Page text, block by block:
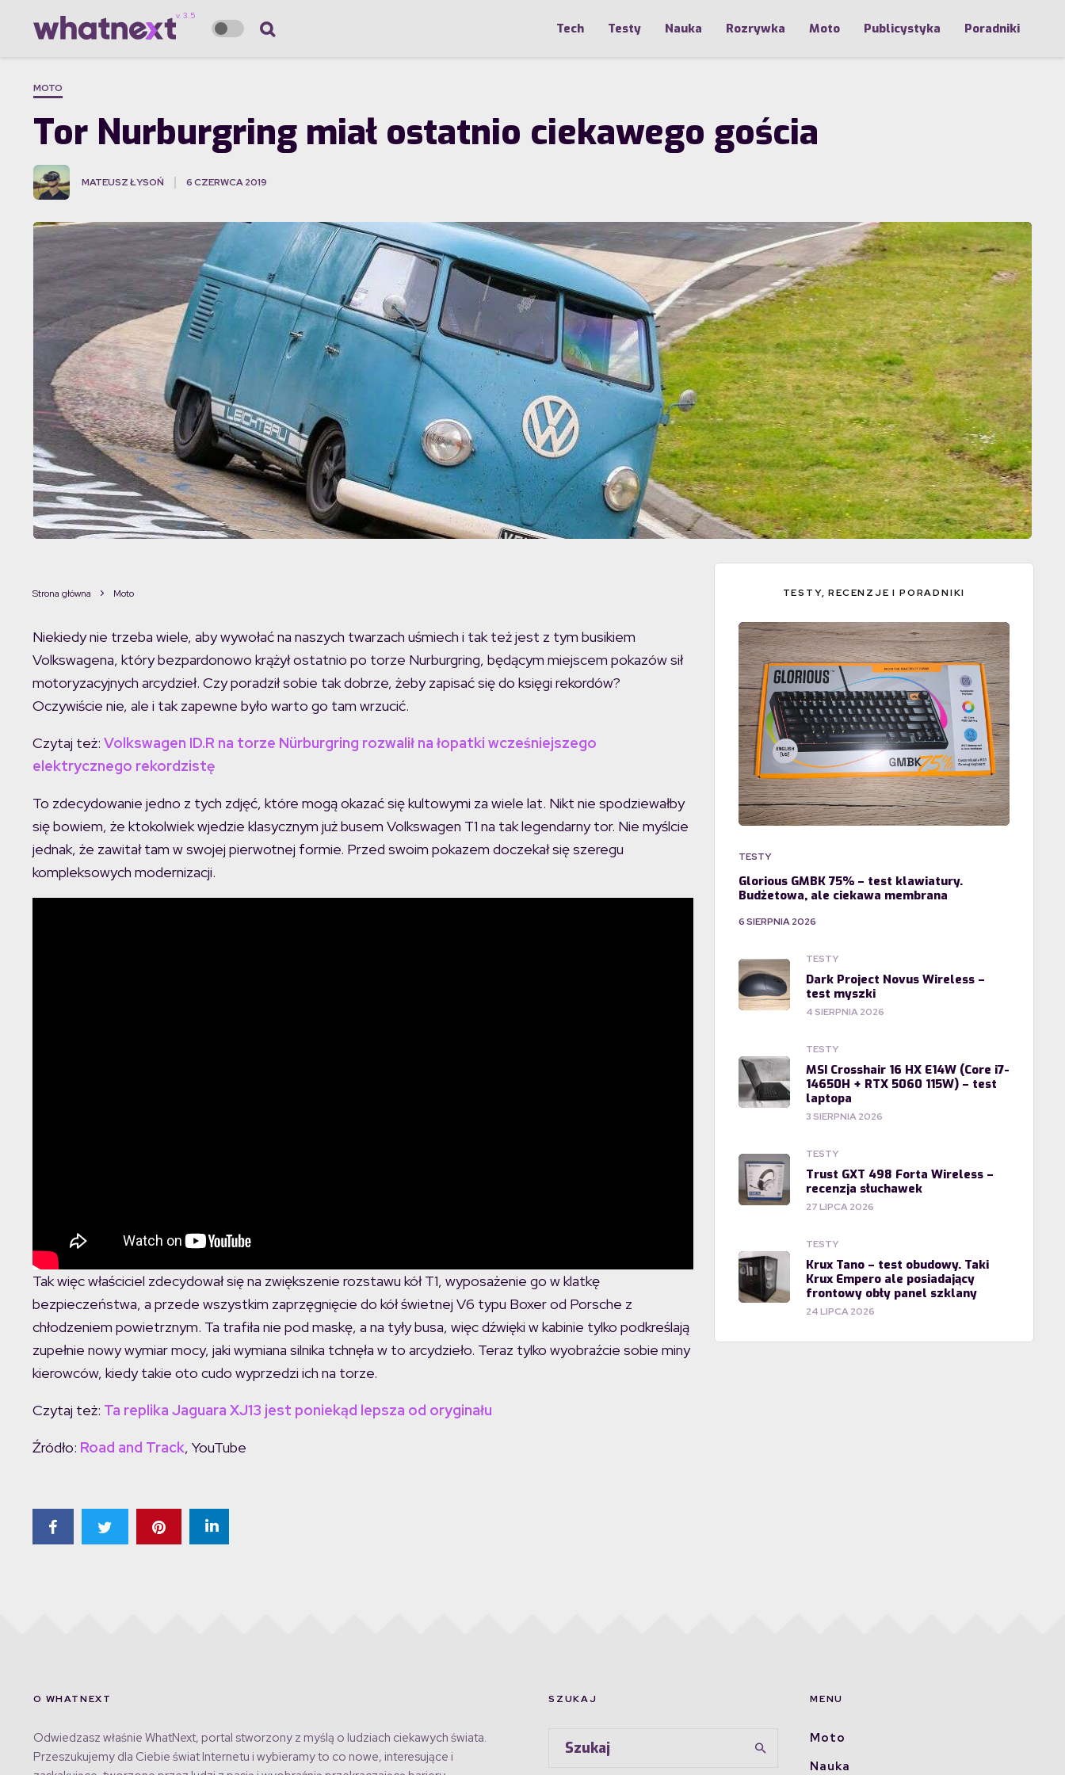
Tech Testy Nauka Rozrywka Moto Publicystyka Poradniki
MOTO
Tor Nurburgring miał ostatnio ciekawego gościa
MATEUSZ ŁYSOŃ 6 CZERWCA 2019
Tor Nurburgring miało ostatnio ciekawego gościa
Strona główna Moto
Niekiedy nie trzeba wiele, aby wywołać na naszych twarzach uśmiech i tak też jest z tym busikiem
Volkswagena, który bezpardonowo krążył ostatnio po torze Nurburgring, będącym miejscem pokazów sił
motoryzacyjnych arcydzieł. Czy poradził sobie tak dobrze, żeby zapisać się do księgi rekordów?
Oczywiście nie, ale i tak zapewne było warto go tam wrzucić.
Czytaj też: Volkswagen ID.R na torze Nürburgring rozwalił na łopatki wcześniejszego
elektrycznego rekordzistę
To zdecydowanie jedno z tych zdjęć, które mogą okazać się kultowymi za wiele lat. Nikt nie spodziewałby
się bowiem, że ktokolwiek wjedzie klasycznym już busem Volkswagen T1 na tak legendarny tor. Nie myślcie
jednak, że zawitał tam w swojej pierwotnej formie. Przed swoim pokazem doczekał się szeregu
kompleksowych modernizacji.
Tak więc właściciel zdecydował się na zwiększenie rozstawu kół T1, wyposażenie go w klatkę
bezpieczeństwa, a przede wszystkim zaprzęgnięcie do kół świetnej V6 typu Boxer od Porsche z
chłodzeniem powietrznym. Ta trafiła nie pod maskę, a na tyły busa, więc dźwięki w kabinie tylko podkreślają
zupełnie nowy wymiar mocy, jaki wymiana silnika tchnęła w to arcydzieło. Teraz tylko wyobraźcie sobie miny
kierowców, kiedy takie oto cudo wyprzedzi ich na torze.
Czytaj też: Ta replika Jaguara XJ13 jest poniekąd lepsza od oryginału
Źródło: Road and Track, YouTube
TESTY, RECENZJE I PORADNIKI
TESTY
Glorious GMBK 75% – test klawiatury.
Budżetowa, ale ciekawa membrana
6 SIERPNIA 2026
TESTY
Dark Project Novus Wireless –
test myszki
4 SIERPNIA 2026
TESTY
MSI Crosshair 16 HX E14W (Core i7-
14650H + RTX 5060 115W) – test
laptopa
3 SIERPNIA 2026
TESTY
Trust GXT 498 Forta Wireless –
recenzja słuchawek
27 LIPCA 2026
TESTY
Krux Tano – test obudowy. Taki
Krux Empero ale posiadający
frontowy obły panel szklany
24 LIPCA 2026
O WHATNEXT
Odwiedzasz właśnie WhatNext, portal stworzony z myślą o ludziach ciekawych świata.
Przeszukujemy dla Ciebie świat Internetu i wybieramy to co nowe, interesujące i
SZUKAJ MENU
Moto
Nauka